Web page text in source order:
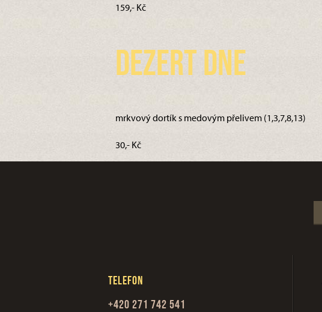
159,- Kč
Dezert dne
mrkvový dortík s medovým přelivem (1,3,7,8,13)
30,- Kč
Telefon
+420 271 742 541